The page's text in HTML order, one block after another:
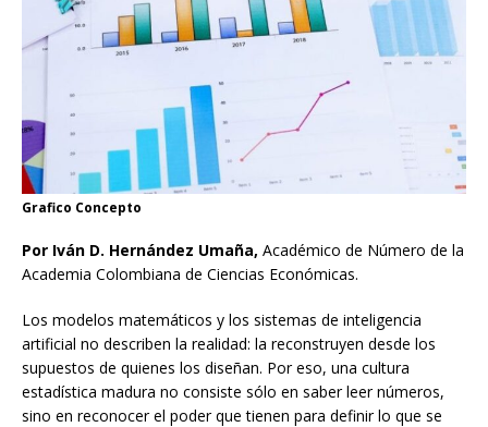
Grafico Concepto
Por Iván D. Hernández Umaña, Académico de Número de la
Academia Colombiana de Ciencias Económicas.
Los modelos matemáticos y los sistemas de inteligencia
artificial no describen la realidad: la reconstruyen desde los
supuestos de quienes los diseñan. Por eso, una cultura
estadística madura no consiste sólo en saber leer números,
sino en reconocer el poder que tienen para definir lo que se